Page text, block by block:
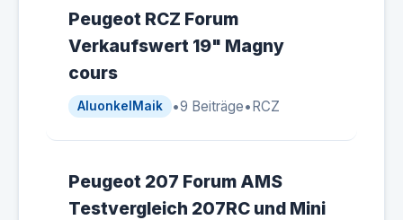
Peugeot RCZ Forum
Verkaufswert 19" Magny
cours
AluonkelMaik •9 Beiträge•RCZ
Peugeot 207 Forum AMS
Testvergleich 207RC und Mini